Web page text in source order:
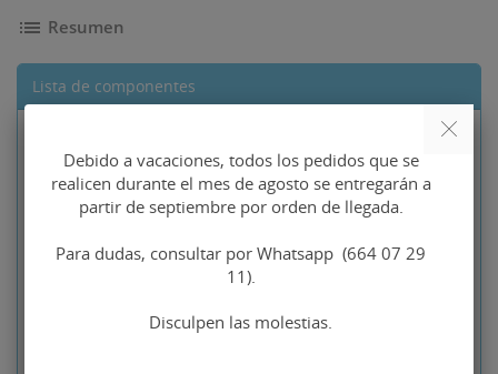
list Resumen
Lista de componentes
sombrero plata
de ley
Tipo de piezas traseras No seleccionado
personalización de sus
No seleccionado
Debido a vacaciones, todos los pedidos que se
realicen durante el mes de agosto se entregarán a
partir de septiembre por orden de llegada.
Para dudas, consultar por Whatsapp (664 07 29
11).
Disculpen las molestias.